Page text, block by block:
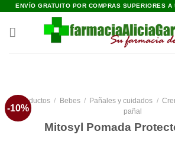
Saltar
contenido
ENVÍO GRATUITO POR COMPRAS SUPERIORES
-10%
Productos / Bebes / Pañales y cuidados /
pañal
Mitosyl Pomada